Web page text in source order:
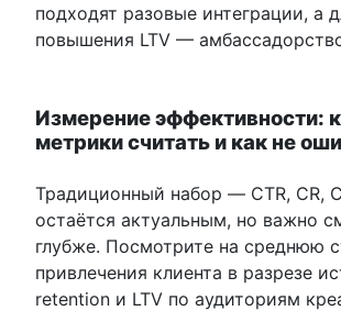
подходят разовые интеграции, а
повышения LTV —
Измерение эффективности:
метрики считать и как не
Традиционный набор — CTR, CR,
остаётся актуальным, но важно
глубже. Посмотрите на среднюю
привлечения клиента в разрезе
retention и LTV по аудиториям